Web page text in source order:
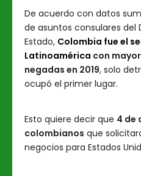
De acuerdo con datos
de asuntos consulares
Estado, Colombia fue el
Latinoamérica con
negadas en 2019, solo
ocupó el primer lugar.
Esto quiere decir que 4 de
colombianos que
negocios para Estados